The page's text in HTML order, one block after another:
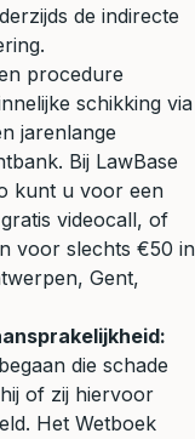
de indirecte
procedure
schikking via
jarenlange
Bij LawBase
kunt u voor een
videocall, of
voor slechts €50 in
Gent,
die schade
of zij hiervoor
Het Wetboek